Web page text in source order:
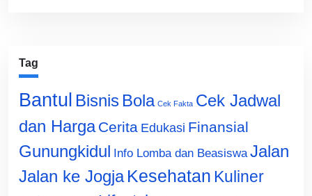
Tag
Bantul Bisnis Bola Cek Fakta Cek Jadwal
dan Harga Cerita Edukasi Finansial
Gunungkidul Info Lomba dan Beasiswa Jalan
Jalan ke Jogja Kesehatan Kuliner